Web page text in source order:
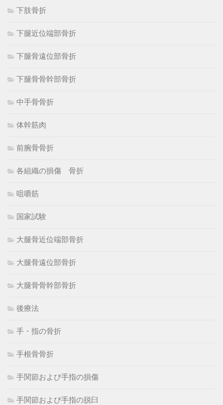
下肢骨折
下腿近位端部骨折
下腿骨遠位部骨折
下腿骨骨幹部骨折
中手骨骨折
体幹筋肉
前腕骨骨折
各組織の損傷 骨折
咀嚼筋
国家試験
大腿骨近位端部骨折
大腿骨遠位部骨折
大腿骨骨幹部骨折
後療法
手・指の骨折
手根骨骨折
手関節および手指の損傷
手関節および手指の脱臼